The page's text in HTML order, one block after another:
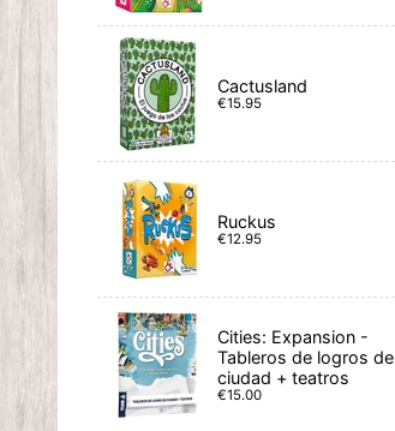
Cactusland
€15.95
Ruckus
€12.95
Cities: Expansion -
Tableros de logros de
ciudad + teatros
€15.00